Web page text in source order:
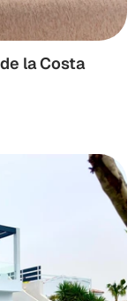
la Costa